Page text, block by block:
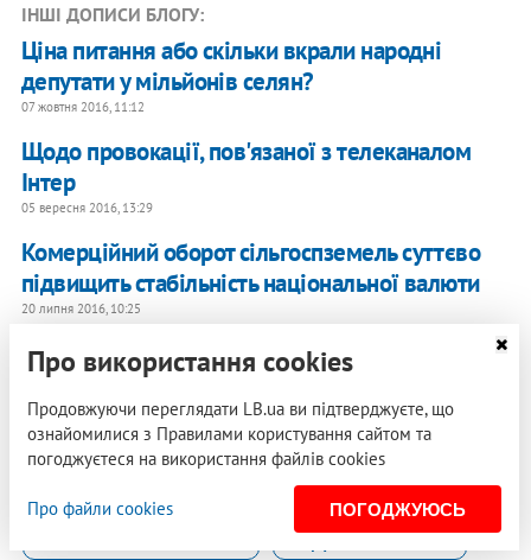
ІНШІ ДОПИСИ БЛОГУ:
Ціна питання або скільки вкрали народні
депутати у мільйонів селян?
07 жовтня 2016, 11:12
Щодо провокації, пов'язаної з телеканалом
Інтер
05 вересня 2016, 13:29
Комерційний оборот сільгоспземель суттєво
підвищить стабільність національної валюти
20 липня 2016, 10:25
Борис Кушнірук , Економіст
ЮЛІЯ ТИМОШЕНКО
АНДРІЙ КОБОЛЄВ
Про використання cookies
Продовжуючи переглядати LB.ua ви підтверджуєте, що
ознайомилися з Правилами користування сайтом та
погоджуєтеся на використання файлів cookies
Про файли cookies ПОГОДЖУЮСЬ